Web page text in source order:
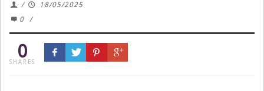
/
18/05/2025
0
/
0
SHARES